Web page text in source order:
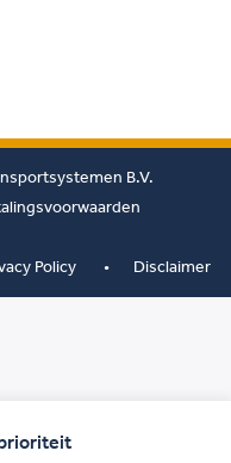
B.V.
Policy Disclaimer